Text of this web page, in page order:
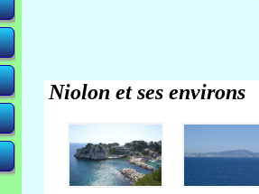
Niolon et ses environs